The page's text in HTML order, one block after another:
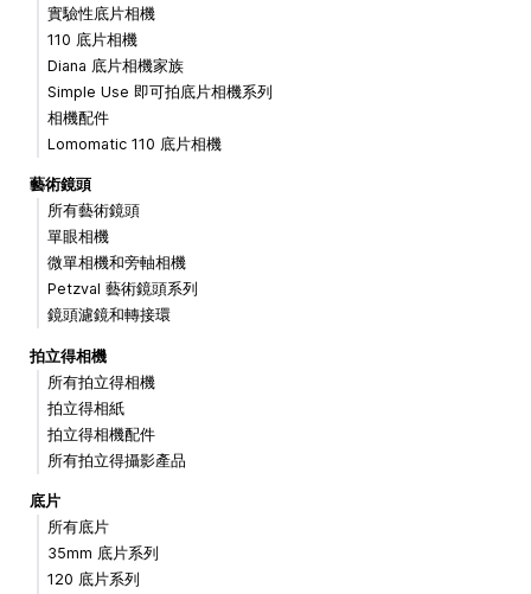
實驗性底片相機
110 底片相機
Diana 底片相機家族
Simple Use 即可拍底片相機系列
相機配件
Lomomatic 110 底片相機
藝術鏡頭
所有藝術鏡頭
單眼相機
微單相機和旁軸相機
Petzval 藝術鏡頭系列
鏡頭濾鏡和轉接環
拍立得相機
所有拍立得相機
拍立得相紙
拍立得相機配件
所有拍立得攝影產品
底片
所有底片
35mm 底片系列
120 底片系列